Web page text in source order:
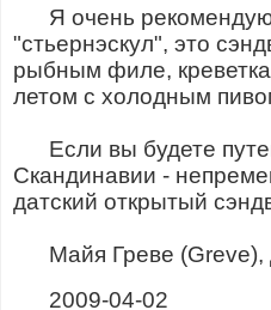
Я очень рекомендую
"стьернэскул", это
рыбным филе,
летом с холодным
Если вы будете
Скандинавии -
датский открытый
Майя Греве (Greve),
2009-04-02